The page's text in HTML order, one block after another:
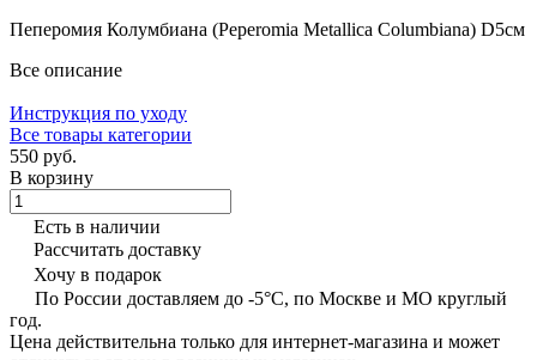
Пеперомия Колумбиана (Peperomia Metallica Columbiana) D5см
Все описание
Инструкция по уходу
Все товары категории
550 руб.
В корзину
Есть в наличии
Рассчитать доставку
Хочу в подарок
По России доставляем до -5°C, по Москве и МО круглый
год.
Цена действительна только для интернет-магазина и может